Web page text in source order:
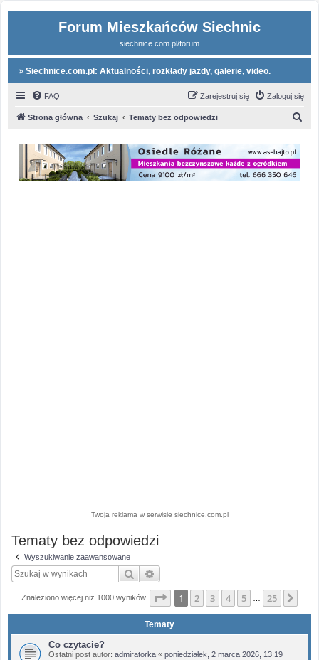
Forum Mieszkańców Siechnic
siechnice.com.pl/forum
Siechnice.com.pl: Aktualności, rozkłady jazdy, galerie, video.
FAQ Zaloguj się
Zarejestruj się
Strona główna Szukaj Tematy bez odpowiedzi
Twoja reklama w serwisie siechnice.com.pl
Tematy bez odpowiedzi
Wyszukiwanie zaawansowane
Szukaj
Znaleziono więcej niż 1000 wyników Strona z25
1 2 3 4 5 25
Tematy
Co czytacie?
Ostatni post autor: admiratorka « poniedziałek, 2 marca 2026, 13:19